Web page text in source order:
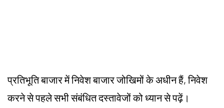
प्रतिभूति बाजार में निवेश बाजार जोखिमों के अधीन हैं, निवेश
करने से पहले सभी संबंधित दस्तावेजों को ध्यान से पढ़ें।